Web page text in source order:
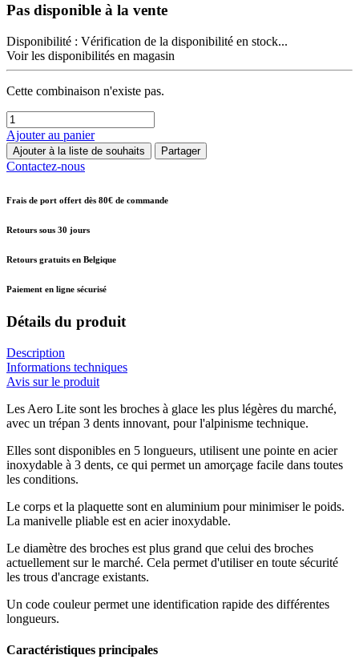
Pas disponible à la vente
Disponibilité : Vérification de la disponibilité en stock...
Voir les disponibilités en magasin
Cette combinaison n'existe pas.
Ajouter au panier
Ajouter à la liste de souhaits Partager
Contactez-nous
Frais de port offert dès 80€ de commande
Retours sous 30 jours
Retours gratuits en Belgique
Paiement en ligne sécurisé
Détails du produit
Description
Informations techniques
Avis sur le produit
Les Aero Lite sont les broches à glace les plus légères du marché,
avec un trépan 3 dents innovant, pour l'alpinisme technique.
Elles sont disponibles en 5 longueurs, utilisent une pointe en acier
inoxydable à 3 dents, ce qui permet un amorçage facile dans toutes
les conditions.
Le corps et la plaquette sont en aluminium pour minimiser le poids.
La manivelle pliable est en acier inoxydable.
Le diamètre des broches est plus grand que celui des broches
actuellement sur le marché. Cela permet d'utiliser en toute sécurité
les trous d'ancrage existants.
Un code couleur permet une identification rapide des différentes
longueurs.
Caractéristiques principales